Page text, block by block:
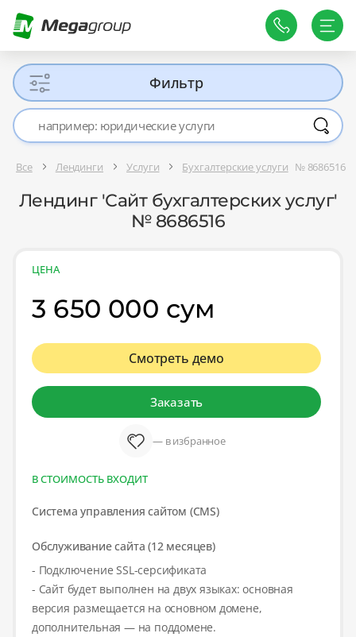
Фильтр
Все Лендинги Услуги Бухгалтерские услуги № 8686516
Лендинг 'Сайт бухгалтерских услуг'
№ 8686516
ЦЕНА
3 650 000 сум
Смотреть демо
Заказать
— в избранное
В СТОИМОСТЬ ВХОДИТ
Система управления сайтом (CMS)
Обслуживание сайта (12 месяцев)
- Подключение SSL-серсификата
- Сайт будет выполнен на двух языках: основная
версия размещается на основном домене,
дополнительная — на поддомене.